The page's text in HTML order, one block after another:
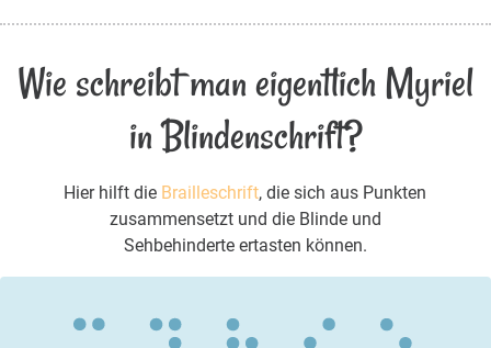
Wie schreibt man eigentlich Myriel
in Blindenschrift?
Hier hilft die Brailleschrift, die sich aus Punkten
zusammensetzt und die Blinde und
Sehbehinderte ertasten können.